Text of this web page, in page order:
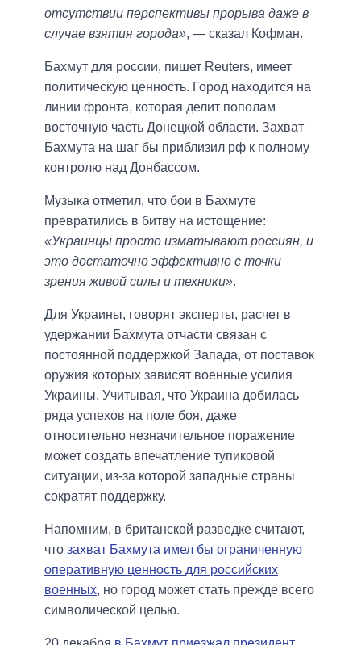
отсутствии перспективы прорыва даже в
случае взятия города», — сказал Кофман.
Бахмут для россии, пишет Reuters, имеет
политическую ценность. Город находится на
линии фронта, которая делит пополам
восточную часть Донецкой области. Захват
Бахмута на шаг бы приблизил рф к полному
контролю над Донбассом.
Музыка отметил, что бои в Бахмуте
превратились в битву на истощение:
«Украинцы просто изматывают россиян, и
это достаточно эффективно с точки
зрения живой силы и техники».
Для Украины, говорят эксперты, расчет в
удержании Бахмута отчасти связан с
постоянной поддержкой Запада, от поставок
оружия которых зависят военные усилия
Украины. Учитывая, что Украина добилась
ряда успехов на поле боя, даже
относительно незначительное поражение
может создать впечатление тупиковой
ситуации, из-за которой западные страны
сократят поддержку.
Напомним, в британской разведке считают,
что захват Бахмута имел бы ограниченную
оперативную ценность для российских
военных, но город может стать прежде всего
символической целью.